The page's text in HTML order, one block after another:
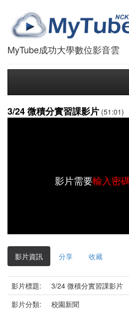
MyTube成功大學數位影音雲
3/24 微積分實習課影片 (51:01)
影片需要輸入密
影片資訊 分享 收藏
影片標題:
3/24 微積分實習課影片
影片分類:
校園新聞